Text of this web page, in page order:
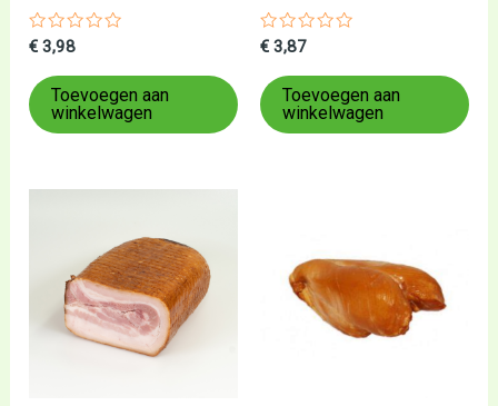
Gewaardeerd
uit
5
€ 3,98
Toevoegen aan
winkelwagen
Gewaardeerd
uit
5
€ 3,87
Toevoegen aan
winkelwagen